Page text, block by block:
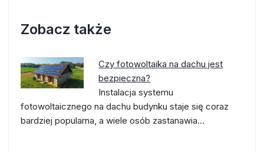
Zobacz także
Czy fotowoltaika na dachu jest
bezpieczna?
Instalacja systemu
fotowoltaicznego na dachu budynku staje się coraz
bardziej popularna, a wiele osób zastanawia…